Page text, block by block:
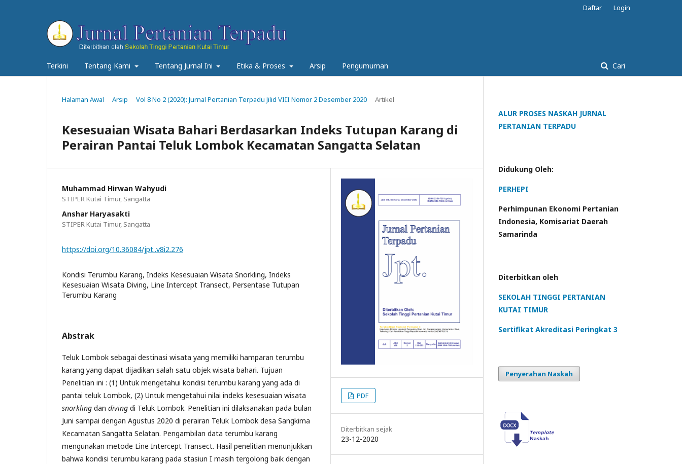
Terkini Tentang Kami Tentang Jurnal Ini Etika & Proses Arsip Pengumuman Cari
Daftar Login
Halaman Awal Arsip Vol 8 No 2 (2020): Jurnal Pertanian Terpadu Jilid VIII Nomor 2 Desember 2020 Artikel
Kesesuaian Wisata Bahari Berdasarkan Indeks Tutupan Karang di
Perairan Pantai Teluk Lombok Kecamatan Sangatta Selatan
Muhammad Hirwan Wahyudi
STIPER Kutai Timur, Sangatta
Anshar Haryasakti
STIPER Kutai Timur, Sangatta
https://doi.org/10.36084/jpt..v8i2.276
Kondisi Terumbu Karang, Indeks Kesesuaian Wisata Snorkling, Indeks
Kesesuaian Wisata Diving, Line Intercept Transect, Persentase Tutupan
Terumbu Karang
Abstrak
Teluk Lombok sebagai destinasi wisata yang memiliki hamparan terumbu
karang yang dapat dijadikan salah satu objek wisata bahari. Tujuan
Penelitian ini : (1) Untuk mengetahui kondisi terumbu karang yang ada di
pantai teluk Lombok, (2) Untuk mengetahui nilai indeks kesesuaian wisata
snorkling dan diving di Teluk Lombok. Penelitian ini dilaksanakan pada bulan
Juni sampai dengan Agustus 2020 di perairan Teluk Lombok desa Sangkima
Kecamatan Sangatta Selatan. Pengambilan data terumbu karang
mengunakan metode Line Intercept Transect. Hasil penelitian menunjukkan
bahwa kondisi terumbu karang pada stasiun I masih tergolong baik dengan
PDF
Diterbitkan sejak
23-12-2020
ALUR PROSES NASKAH JURNAL
PERTANIAN TERPADU
Didukung Oleh:
PERHEPI
Perhimpunan Ekonomi Pertanian
Indonesia, Komisariat Daerah
Samarinda
Diterbitkan oleh
SEKOLAH TINGGI PERTANIAN
KUTAI TIMUR
Sertifikat Akreditasi Peringkat 3
Penyerahan Naskah